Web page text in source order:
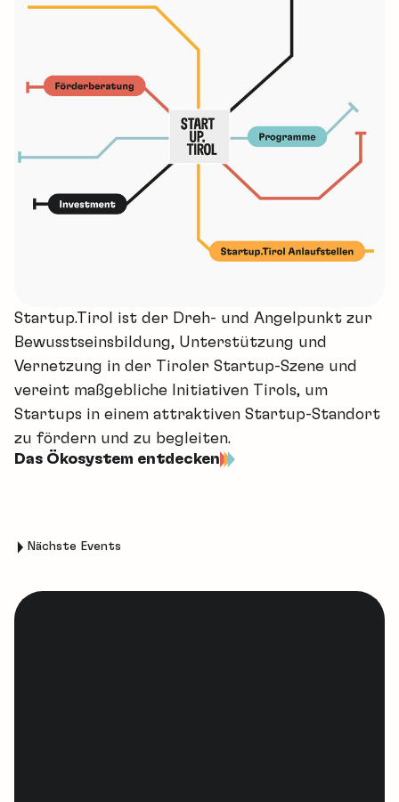
Startup.Tirol ist der Dreh- und Angelpunkt zur
Bewusstseinsbildung, Unterstützung und
Vernetzung in der Tiroler Startup-Szene und
vereint maßgebliche Initiativen Tirols, um
Startups in einem attraktiven Startup-Standort
zu fördern und zu begleiten.
Das Ökosystem entdecken
Nächste Events